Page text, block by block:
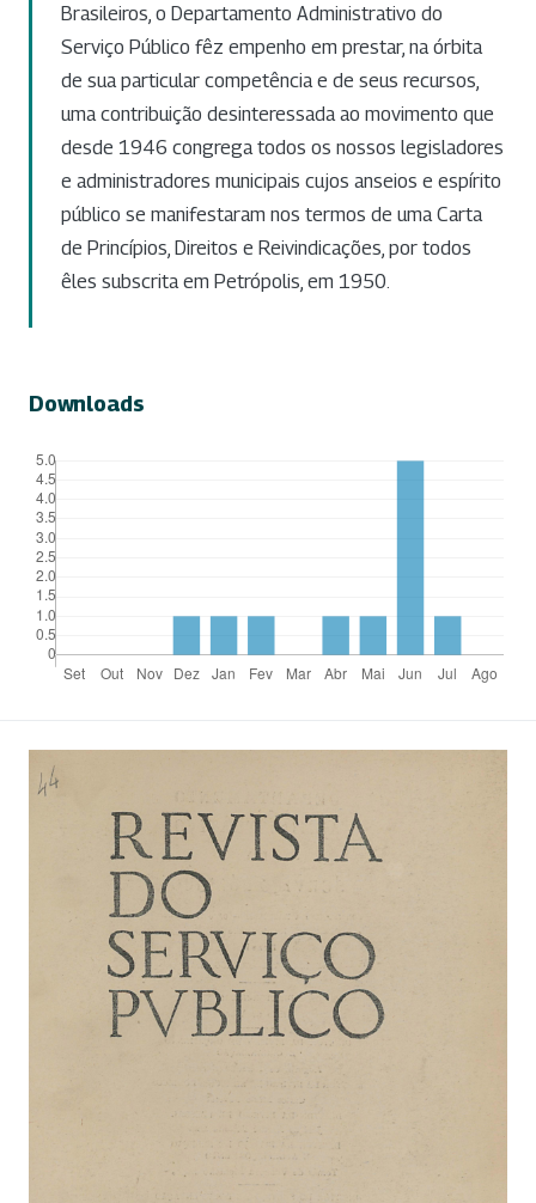
Brasileiros, o Departamento Administrativo do
Serviço Público fêz empenho em prestar, na órbita
de sua particular competência e de seus recursos,
uma contribuição desinteressada ao movimento que
desde 1946 congrega todos os nossos legisladores
e administradores municipais cujos anseios e espírito
público se manifestaram nos termos de uma Carta
de Princípios, Direitos e Reivindicações, por todos
êles subscrita em Petrópolis, em 1950.
Downloads